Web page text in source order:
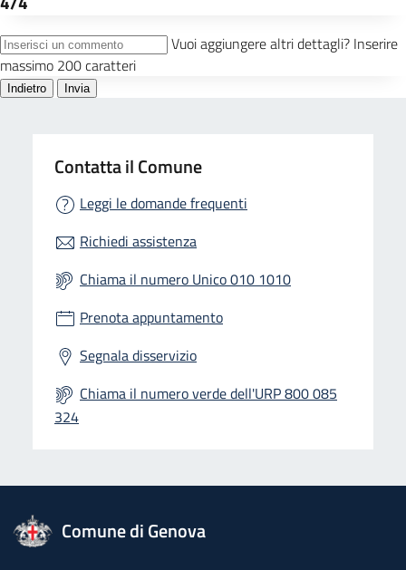
Contatta il Comune
Leggi le domande frequenti
Richiedi assistenza
Chiama il numero Unico 010 1010
Prenota appuntamento
Segnala disservizio
Chiama il numero verde dell'URP 800 085
324
logo Unione Europea
Comune di Genova